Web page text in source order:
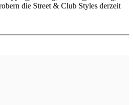
die Street & Club Styles derzeit